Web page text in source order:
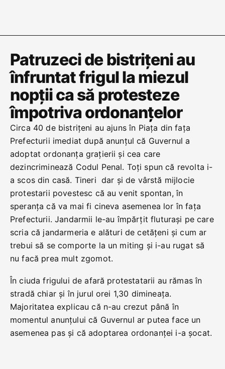
Patruzeci de bistrițeni au
înfruntat frigul la miezul
nopții ca să protesteze
împotriva ordonanțelor
Circa 40 de bistrițeni au ajuns în Piața din fața
Prefecturii imediat după anunțul că Guvernul a
adoptat ordonanța grațierii și cea care
dezincriminează Codul Penal. Toți spun că revolta i-
a scos din casă. Tineri dar și de vârstă mijlocie
protestarii povestesc că au venit spontan, în
speranța că va mai fi cineva asemenea lor în fața
Prefecturii. Jandarmii le-au împărțit fluturași pe care
scria că jandarmeria e alături de cetățeni și cum ar
trebui să se comporte la un miting și i-au rugat să
nu facă prea mult zgomot.
În ciuda frigului de afară protestatarii au rămas în
stradă chiar și în jurul orei 1,30 dimineața.
Majoritatea explicau că n-au crezut până în
momentul anunțului că Guvernul ar putea face un
asemenea pas și că adoptarea ordonanței i-a șocat.